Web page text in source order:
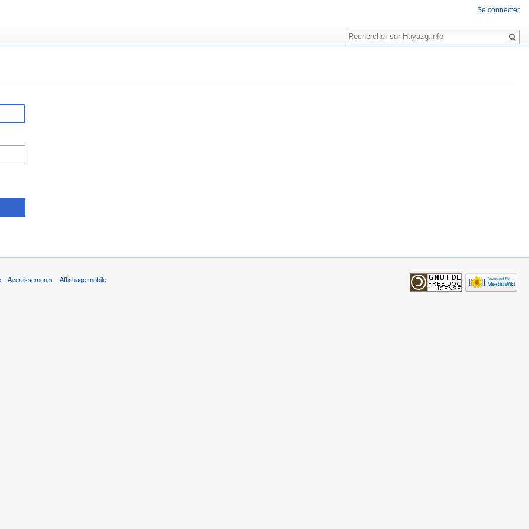
Se connecter
Rechercher
Avertissements Affichage mobile